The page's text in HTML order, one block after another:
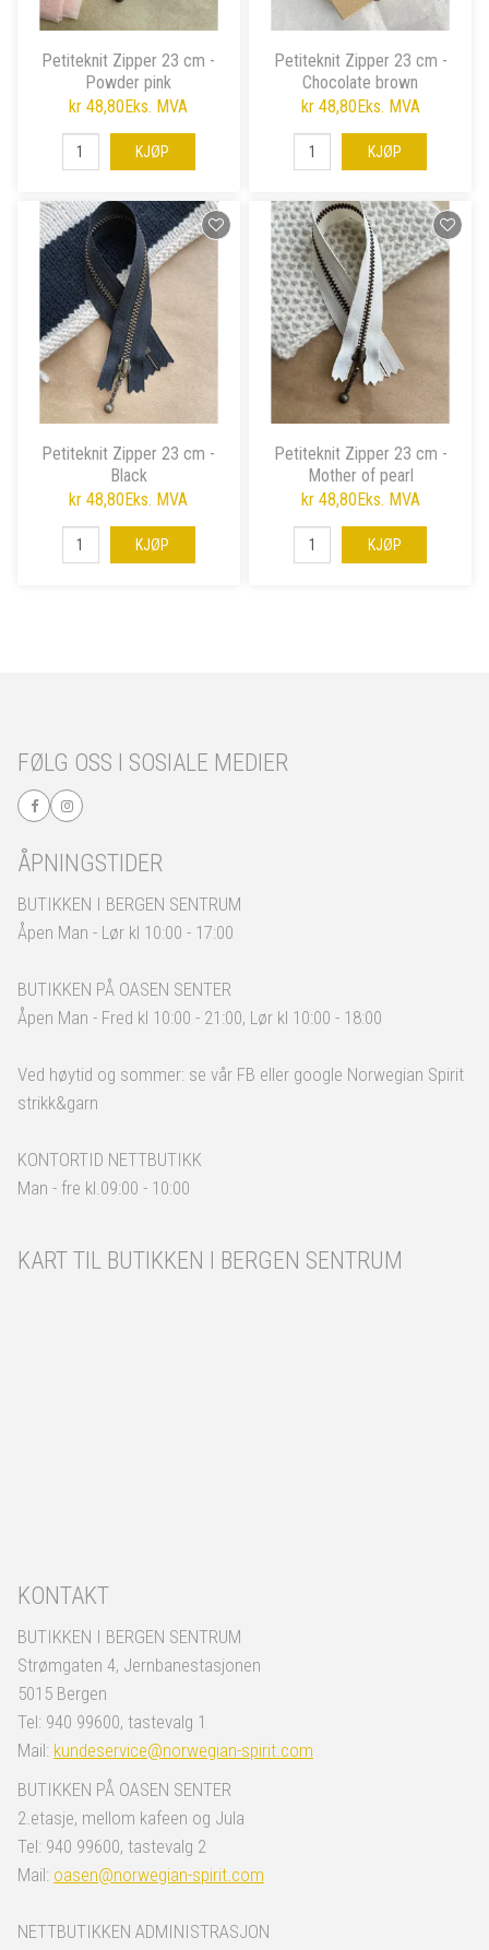
Petiteknit Zipper 23 cm -
Powder pink
kr 48,80Eks. MVA
KJØP
Petiteknit Zipper 23 cm -
Chocolate brown
kr 48,80Eks. MVA
KJØP
Petiteknit Zipper 23 cm -
Black
kr 48,80Eks. MVA
KJØP
Petiteknit Zipper 23 cm -
Mother of pearl
kr 48,80Eks. MVA
KJØP
FØLG OSS I SOSIALE MEDIER
ÅPNINGSTIDER
BUTIKKEN I BERGEN SENTRUM
Åpen Man - Lør kl 10:00 - 17:00
BUTIKKEN PÅ OASEN SENTER
Åpen Man - Fred kl 10:00 - 21:00, Lør kl 10:00 - 18:00
Ved høytid og sommer: se vår FB eller google Norwegian Spirit
strikk&garn
KONTORTID NETTBUTIKK
Man - fre kl.09:00 - 10:00
KART TIL BUTIKKEN I BERGEN SENTRUM
KONTAKT
BUTIKKEN I BERGEN SENTRUM
Strømgaten 4, Jernbanestasjonen
5015 Bergen
Tel: 940 99600, tastevalg 1
Mail: kundeservice@norwegian-spirit.com
BUTIKKEN PÅ OASEN SENTER
2.etasje, mellom kafeen og Jula
Tel: 940 99600, tastevalg 2
Mail: oasen@norwegian-spirit.com
NETTBUTIKKEN ADMINISTRASJON